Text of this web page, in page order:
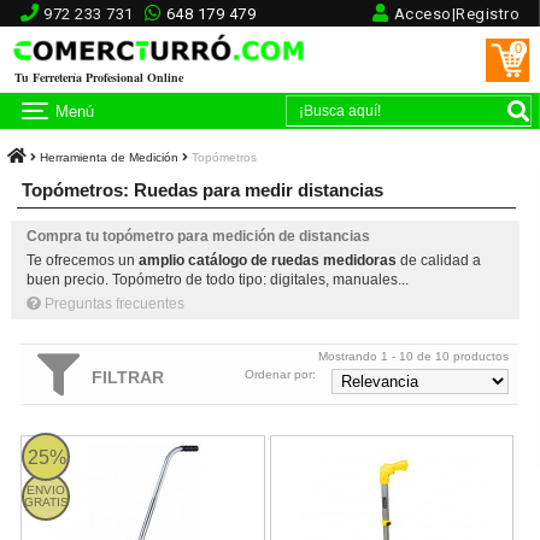
972 233 731 648 179 479 Acceso|Registro
Tu Ferretería Profesional Online
0
Menú
Herramienta de Medición Topómetros
Topómetros: Ruedas para medir distancias
Compra tu topómetro para medición de distancias
Te ofrecemos un amplio catálogo de ruedas medidoras de calidad a
buen precio. Topómetro de todo tipo: digitales, manuales...
Preguntas frecuentes
FILTRAR
Mostrando 1 - 10 de 10 productos
Ordenar por:
25%
ENVIO
GRATIS
Topómetro Odómetro Stanley